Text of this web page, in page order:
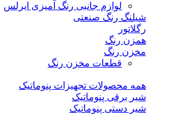
لوازم جانبی رنگ آمیزی ایرلس
شیلنگ رنگ صنعتی
رگلاتور
همزن رنگ
مخزن رنگ
قطعات مخزن رنگ
همه محصولات تجهیزات پنوماتیک
شیر برقی پنوماتیک
شیر دستی پنوماتیک